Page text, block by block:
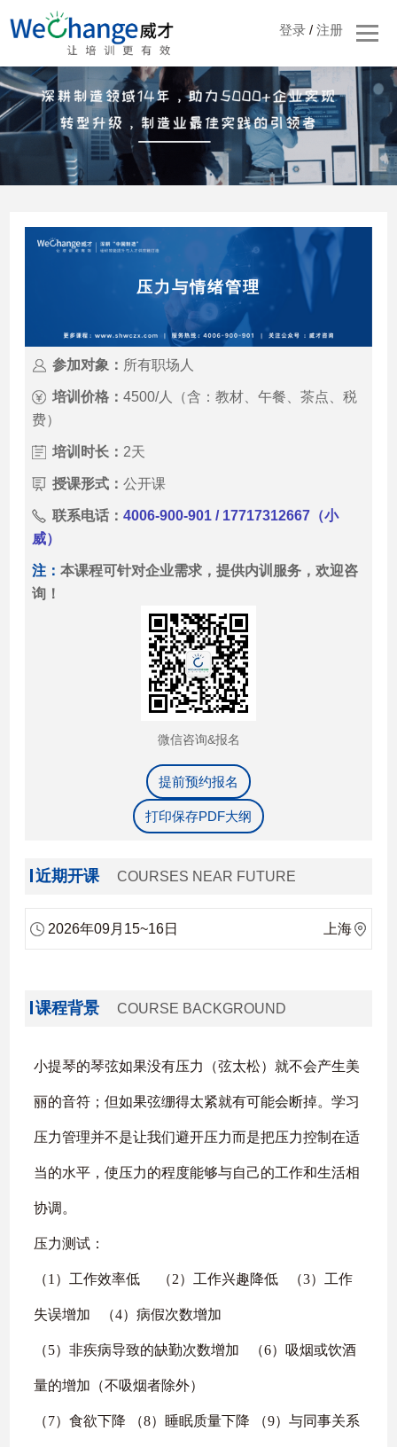
登录/ 注册
压力与情绪管理
参加对象： 所有职场人
培训价格：4500/人（含：教材、午餐、茶点、税
费）
培训时长： 2天
授课形式：公开课
联系电话：4006-900-901 / 17717312667（小
威）
注：本课程可针对企业需求，提供内训服务，欢迎咨
询！
微信咨询&报名
提前预约报名
打印保存PDF大纲
近期开课 COURSES NEAR FUTURE
2026年09月15~16日 上海
课程背景 COURSE BACKGROUND
小提琴的琴弦如果没有压力（弦太松）就不会产生美
丽的音符；但如果弦绷得太紧就有可能会断掉。学习
压力管理并不是让我们避开压力而是把压力控制在适
当的水平，使压力的程度能够与自己的工作和生活相
协调。
压力测试：
（1）工作效率低 （2）工作兴趣降低 （3）工作
失误增加 （4）病假次数增加
（5）非疾病导致的缺勤次数增加 （6）吸烟或饮酒
量的增加（不吸烟者除外）
（7）食欲下降 （8）睡眠质量下降 （9）与同事关系